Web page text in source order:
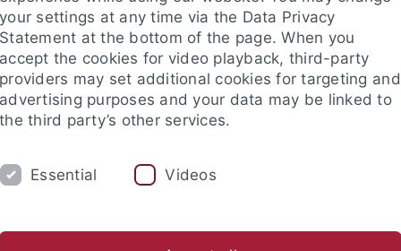
Ethik in den
Technikphilosophie & KI Biophilosophie & Nachhaltige
Internationales Zentrum für Ethik in den
your settings at any time via the Data Privacy
Statement at the bottom of the page. When you
accept the cookies for video playback, third-party
providers may set additional cookies for targeting and
advertising purposes and your data may be linked to
the third party’s other services.
Essential Videos